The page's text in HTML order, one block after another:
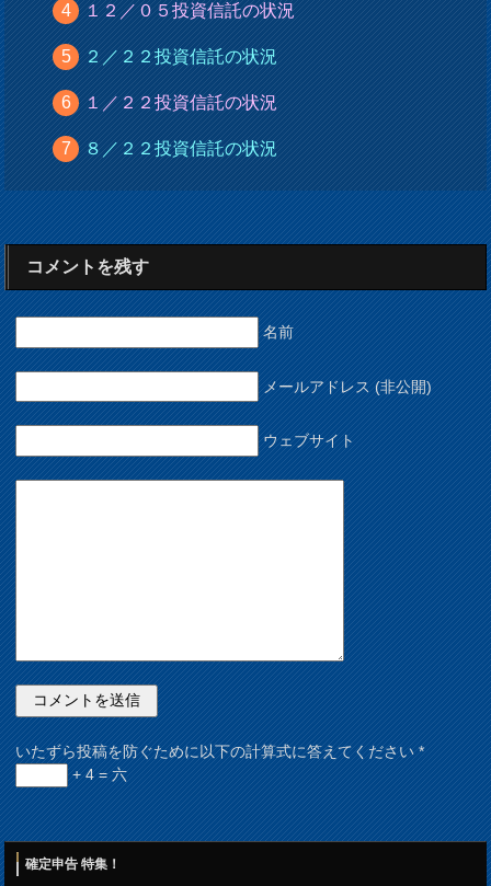
１２／０５投資信託の状況
２／２２投資信託の状況
１／２２投資信託の状況
８／２２投資信託の状況
コメントを残す
名前
メールアドレス (非公開)
ウェブサイト
いたずら投稿を防ぐために以下の計算式に答えてください*
+ 4 = 六
確定申告 特集！